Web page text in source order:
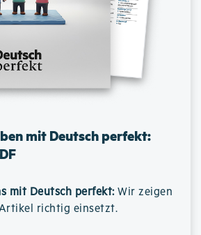
mit Deutsch perfekt:
mit Deutsch perfekt: Wir zeigen
richtig einsetzt.